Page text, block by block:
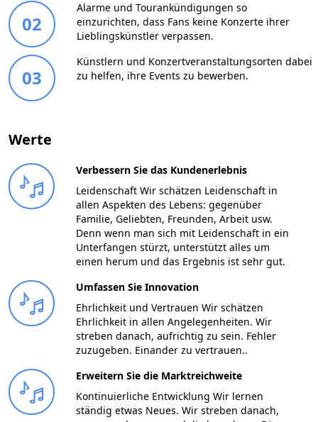
02
Alarme und Tourankündigungen so
einzurichten, dass Fans keine Konzerte ihrer
Lieblingskünstler verpassen.
03
Künstlern und Konzertveranstaltungsorten dabei
zu helfen, ihre Events zu bewerben.
Werte
Verbessern Sie das Kundenerlebnis
Leidenschaft Wir schätzen Leidenschaft in
allen Aspekten des Lebens: gegenüber
Familie, Geliebten, Freunden, Arbeit usw.
Denn wenn man sich mit Leidenschaft in ein
Unterfangen stürzt, unterstützt alles um
einen herum und das Ergebnis ist sehr gut.
Umfassen Sie Innovation
Ehrlichkeit und Vertrauen Wir schätzen
Ehrlichkeit in allen Angelegenheiten. Wir
streben danach, aufrichtig zu sein. Fehler
zuzugeben. Einander zu vertrauen..
Erweitern Sie die Marktreichweite
Kontinuierliche Entwicklung Wir lernen
ständig etwas Neues. Wir streben danach,